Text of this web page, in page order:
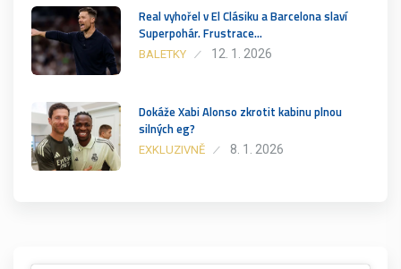
Real vyhořel v El Clásiku a Barcelona slaví
Superpohár. Frustrace…
BALETKY 12. 1. 2026
Dokáže Xabi Alonso zkrotit kabinu plnou
silných eg?
EXKLUZIVNĚ 8. 1. 2026